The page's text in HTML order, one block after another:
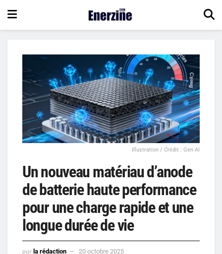
Illustration / Crédit : Gen AI
Un nouveau matériau d’anode
de batterie haute performance
pour une charge rapide et une
longue durée de vie
par la rédaction 20 octobre 2025